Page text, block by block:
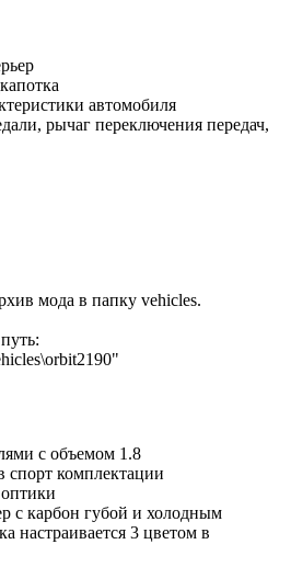
автомобиля
рычаг переключения передач,
мода в папку vehicles.
с объемом 1.8
спорт комплектации
с карбон губой и холодным
настраивается 3 цветом в